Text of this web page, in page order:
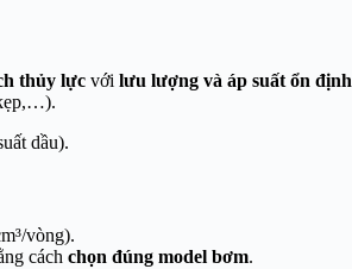
thủy lực với lưu lượng và áp suất ổn định
dầu).
vòng).
cách chọn đúng model bơm.